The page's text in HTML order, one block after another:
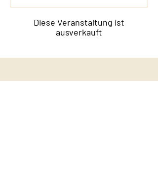
Diese Veranstaltung ist
ausverkauft